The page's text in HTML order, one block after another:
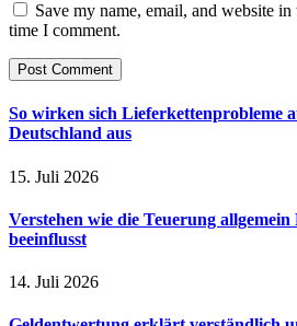
Save my name, email, and website
time I comment.
So wirken sich Lieferkettenprobleme
Deutschland aus
15. Juli 2026
Verstehen wie die Teuerung
beeinflusst
14. Juli 2026